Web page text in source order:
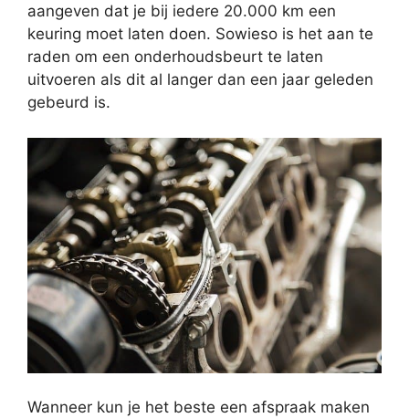
aangeven dat je bij iedere 20.000 km een
keuring moet laten doen. Sowieso is het aan te
raden om een onderhoudsbeurt te laten
uitvoeren als dit al langer dan een jaar geleden
gebeurd is.
Wanneer kun je het beste een afspraak maken